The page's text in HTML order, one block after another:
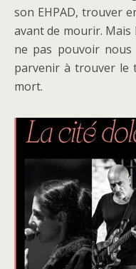
son EHPAD, trouver
avant de mourir. Mais
ne pas pouvoir
parvenir à trouver le
mort.